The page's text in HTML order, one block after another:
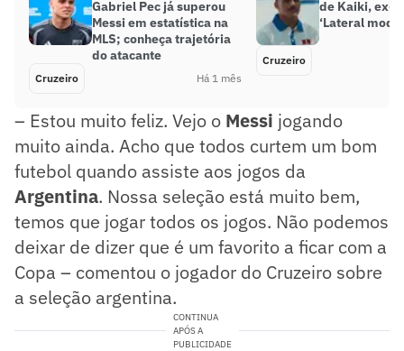
Gabriel Pec já superou
Messi em estatística na
MLS; conheça trajetória
do atacante
Cruzeiro Há 1 mês
de Kaiki, ex-
‘Lateral
Cruzeiro
– Estou muito feliz. Vejo o Messi jogando
muito ainda. Acho que todos curtem um bom
futebol quando assiste aos jogos da
Argentina. Nossa seleção está muito bem,
temos que jogar todos os jogos. Não podemos
deixar de dizer que é um favorito a ficar com a
Copa – comentou o jogador do Cruzeiro sobre
a seleção argentina.
CONTINUA
APÓS A
PUBLICIDADE